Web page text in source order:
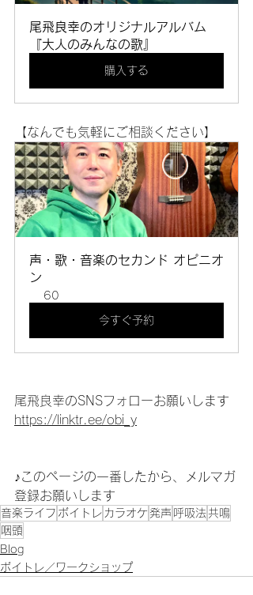
尾飛良幸のオリジナルアルバム
『大人のみんなの歌』
購入する
【なんでも気軽にご相談ください】
声・歌・音楽のセカンド オピニオ
ン
60
今すぐ予約
尾飛良幸のSNSフォローお願いします
https://linktr.ee/obi_y
♪このページの一番したから、メルマガ
登録お願いします
音楽ライフ ボイトレ カラオケ 発声 呼吸法 共鳴
咽頭
Blog
ボイトレ／ワークショップ